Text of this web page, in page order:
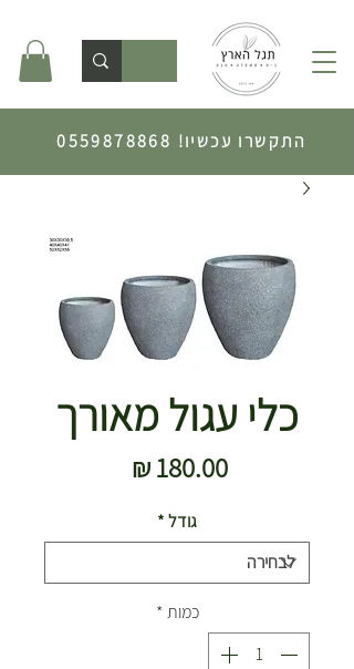
התקשרו עכשיו! 0559878868
כלי עגול מאורך
גודל*
כמות *